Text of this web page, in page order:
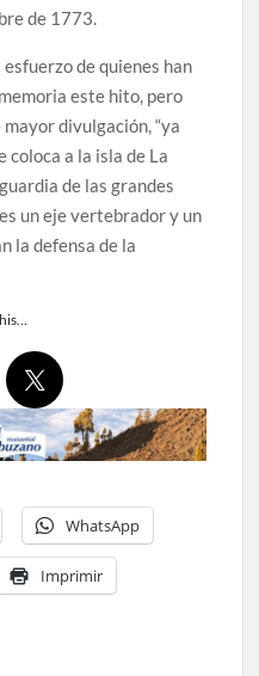
de 1773.
de quienes han
este hito, pero
divulgación, “ya
coloca a la isla de La
de las grandes
un eje vertebrador y un
la defensa de la
WhatsApp
Imprimir